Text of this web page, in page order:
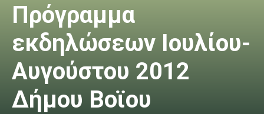
Πρόγραμμα
εκδηλώσεων Ιουλίου-
Αυγούστου 2012
Δήμου Βοϊου